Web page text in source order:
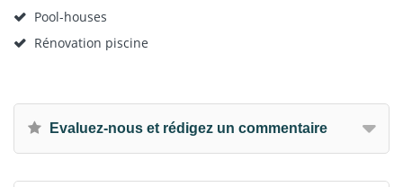
Pool-houses
Rénovation piscine
Evaluez-nous et rédigez un commentaire